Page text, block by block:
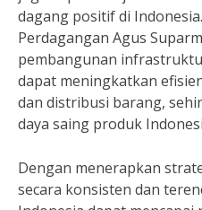
dagang positif di
Perdagangan Agus
pembangunan
dapat meningkatkan
dan distribusi barang,
daya saing produk
Dengan menerapkan
secara konsisten dan